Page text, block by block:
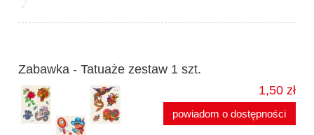
Zabawka - Tatuaże zestaw 1 szt.
1,50 zł
powiadom o dostępności